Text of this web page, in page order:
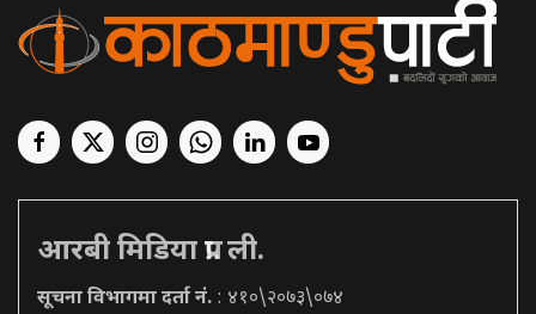
आरबी मिडिया प्रा. ली.
सूचना विभागमा दर्ता नं. : ४१०\२०७३\०७४